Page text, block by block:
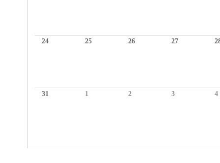
24 25 26 27
31 1 2 3 4